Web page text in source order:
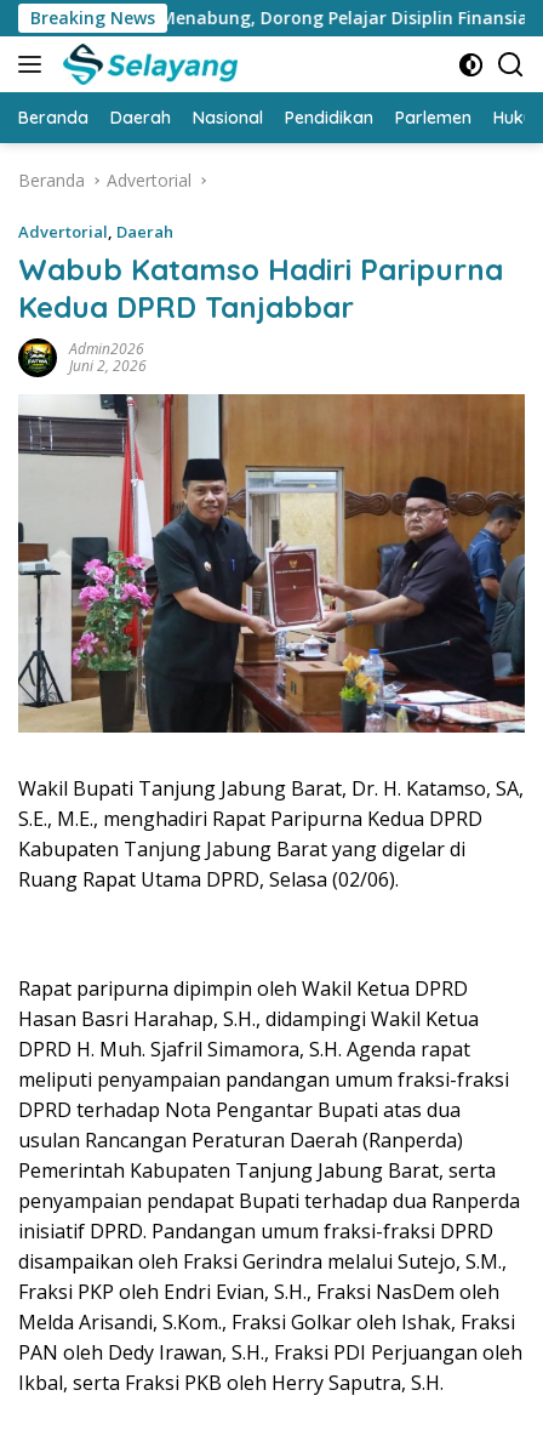
Langsung
ke
konten
Breaking News
Menabung, Dorong Pelajar Disiplin Finansial sejak dini
Beranda Daerah Nasional Pendidikan Parlemen
Beranda Advertorial
Advertorial, Daerah
Wabub Katamso Hadiri Paripurna
Kedua DPRD Tanjabbar
Admin2026
Juni 2, 2026
Wakil Bupati Tanjung Jabung Barat, Dr. H. Katamso, SA,
S.E., M.E., menghadiri Rapat Paripurna Kedua DPRD
Kabupaten Tanjung Jabung Barat yang digelar di
Ruang Rapat Utama DPRD, Selasa (02/06).
Rapat paripurna dipimpin oleh Wakil Ketua DPRD
Hasan Basri Harahap, S.H., didampingi Wakil Ketua
DPRD H. Muh. Sjafril Simamora, S.H. Agenda rapat
meliputi penyampaian pandangan umum fraksi-fraksi
DPRD terhadap Nota Pengantar Bupati atas dua
usulan Rancangan Peraturan Daerah (Ranperda)
Pemerintah Kabupaten Tanjung Jabung Barat, serta
penyampaian pendapat Bupati terhadap dua Ranperda
inisiatif DPRD. Pandangan umum fraksi-fraksi DPRD
disampaikan oleh Fraksi Gerindra melalui Sutejo, S.M.,
Fraksi PKP oleh Endri Evian, S.H., Fraksi NasDem oleh
Melda Arisandi, S.Kom., Fraksi Golkar oleh Ishak, Fraksi
PAN oleh Dedy Irawan, S.H., Fraksi PDI Perjuangan oleh
Ikbal, serta Fraksi PKB oleh Herry Saputra, S.H.